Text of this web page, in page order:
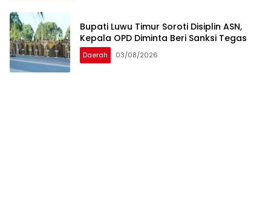
Bupati Luwu Timur Soroti Disiplin ASN,
Kepala OPD Diminta Beri Sanksi Tegas ‎ ‎
Daerah 03/08/2026